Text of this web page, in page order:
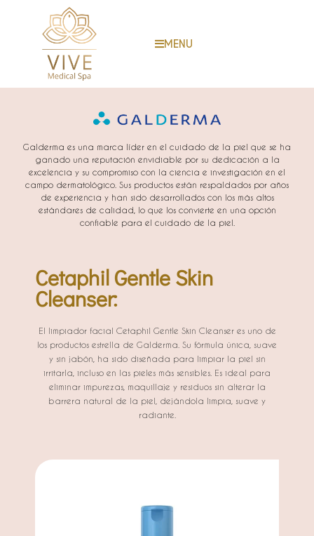
MENU
Galderma es una marca líder en el cuidado de la piel que se ha
ganado una reputación envidiable por su dedicación a la
excelencia y su compromiso con la ciencia e investigación en el
campo dermatológico. Sus productos están respaldados por años
de experiencia y han sido desarrollados con los más altos
estándares de calidad, lo que los convierte en una opción
confiable para el cuidado de la piel.
Cetaphil Gentle Skin
Cleanser:
El limpiador facial Cetaphil Gentle Skin Cleanser es uno de
los productos estrella de Galderma. Su fórmula única, suave
y sin jabón, ha sido diseñada para limpiar la piel sin
irritarla, incluso en las pieles más sensibles. Es ideal para
eliminar impurezas, maquillaje y residuos sin alterar la
barrera natural de la piel, dejándola limpia, suave y
radiante.